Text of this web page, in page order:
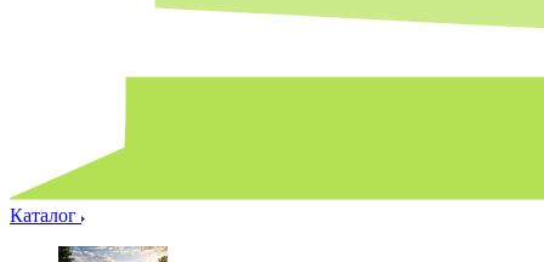
Каталог